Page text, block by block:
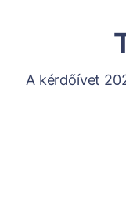
A kérdőívet